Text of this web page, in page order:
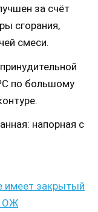
за счёт
сгорания,
смеси.
по большому
напорная с